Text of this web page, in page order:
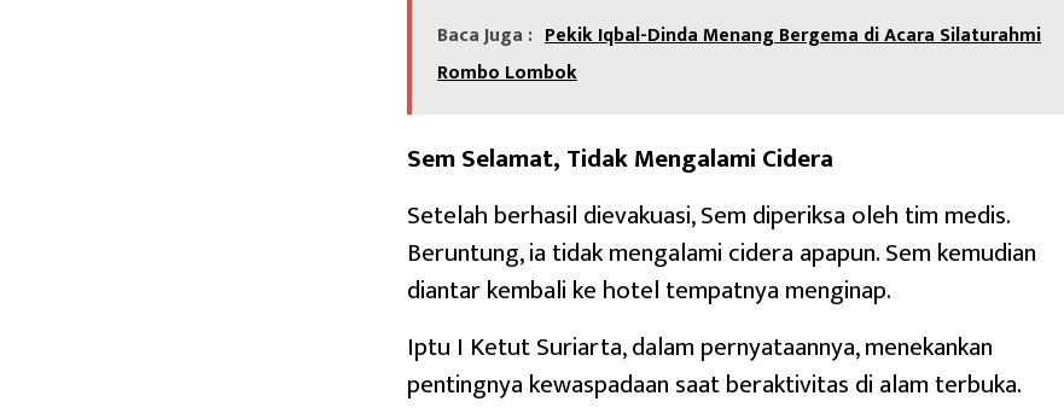
Baca Juga : Pekik Iqbal-Dinda Menang Bergema di Acara Silaturahmi
Rombo Lombok
Sem Selamat, Tidak Mengalami Cidera
Setelah berhasil dievakuasi, Sem diperiksa oleh tim medis.
Beruntung, ia tidak mengalami cidera apapun. Sem kemudian
diantar kembali ke hotel tempatnya menginap.
Iptu I Ketut Suriarta, dalam pernyataannya, menekankan
pentingnya kewaspadaan saat beraktivitas di alam terbuka.